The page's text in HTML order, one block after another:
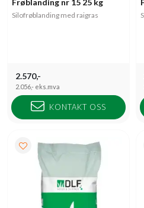
Frøblanding nr 15 25 kg
Silofrøblanding med raigras
2.570,-
2.056,- eks.mva
KONTAKT OSS